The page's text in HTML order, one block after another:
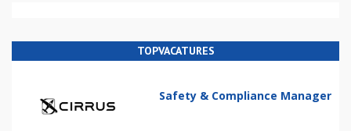
TOPVACATURES
Safety & Compliance Manager